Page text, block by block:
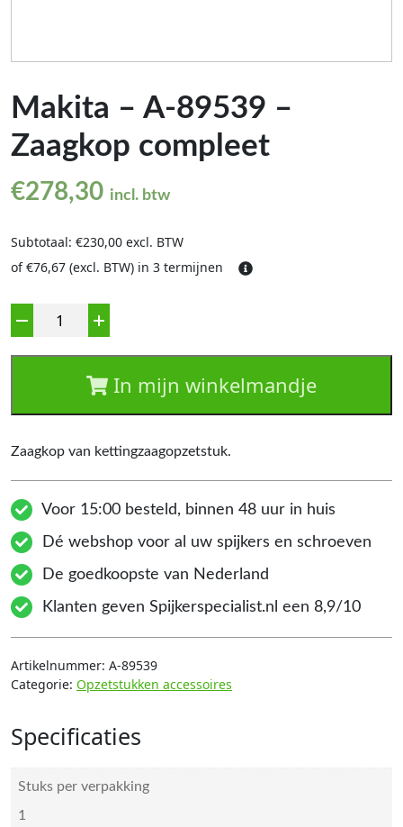
Makita – A-89539 –
Zaagkop compleet
€278,30 incl. btw
Subtotaal: €230,00 excl. BTW
of €76,67 (excl. BTW) in 3 termijnen
In mijn winkelmandje
Zaagkop van kettingzaagopzetstuk.
Voor 15:00 besteld, binnen 48 uur in huis
Dé webshop voor al uw spijkers en schroeven
De goedkoopste van Nederland
Klanten geven Spijkerspecialist.nl een 8,9/10
Artikelnummer: A-89539
Categorie: Opzetstukken accessoires
Specificaties
Stuks per verpakking
1